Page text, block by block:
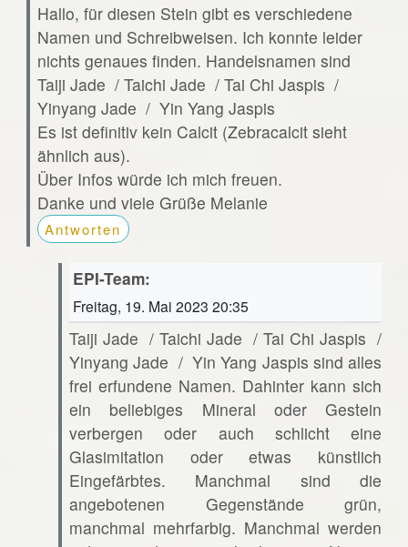
Hallo, für diesen Stein gibt es verschiedene
Namen und Schreibweisen. Ich konnte leider
nichts genaues finden. Handelsnamen sind
Taiji Jade / Taichi Jade / Tai Chi Jaspis /
Yinyang Jade / Yin Yang Jaspis
Es ist definitiv kein Calcit (Zebracalcit sieht
ähnlich aus).
Über Infos würde ich mich freuen.
Danke und viele Grüße Melanie
Antworten
EPI-Team:
Freitag, 19. Mai 2023 20:35
Taiji Jade / Taichi Jade / Tai Chi Jaspis /
Yinyang Jade / Yin Yang Jaspis sind alles
frei erfundene Namen. Dahinter kann sich
ein beliebiges Mineral oder Gestein
verbergen oder auch schlicht eine
Glasimitation oder etwas künstlich
Eingefärbtes. Manchmal sind die
angebotenen Gegenstände grün,
manchmal mehrfarbig. Manchmal werden